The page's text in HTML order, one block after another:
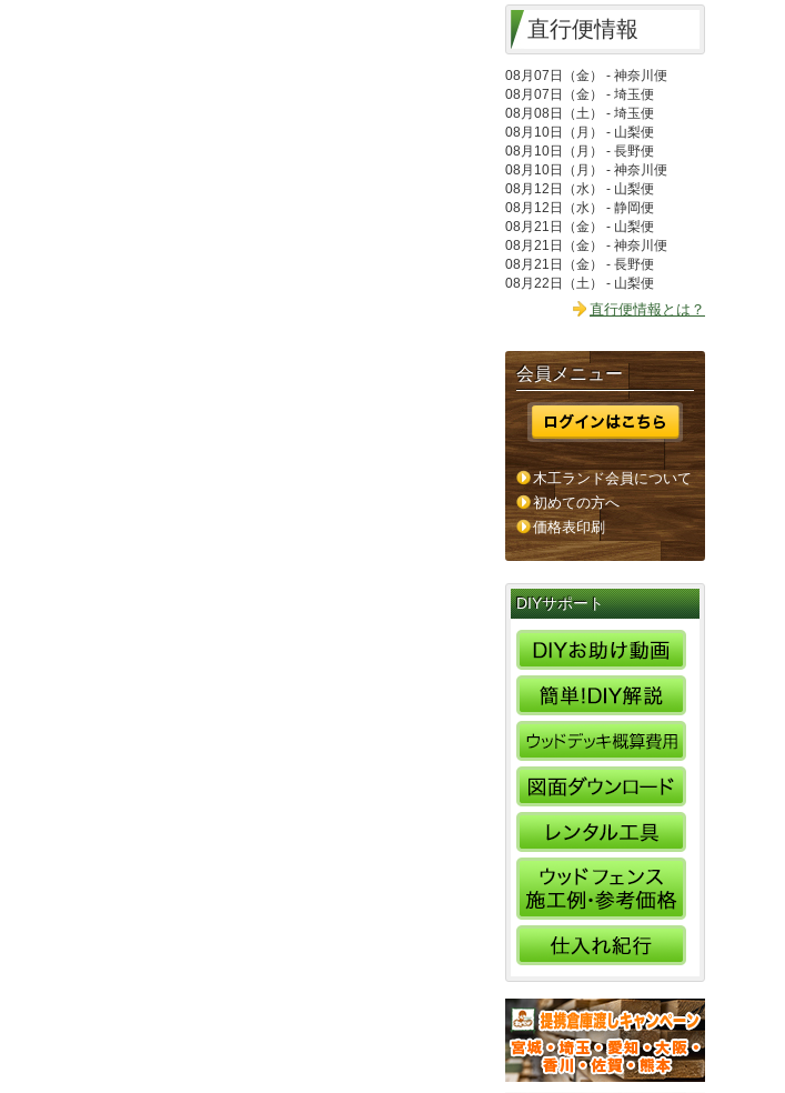
直行便情報
08月07日（金） - 神奈川便
08月07日（金） - 埼玉便
08月08日（土） - 埼玉便
08月10日（月） - 山梨便
08月10日（月） - 長野便
08月10日（月） - 神奈川便
08月12日（水） - 山梨便
08月12日（水） - 静岡便
08月21日（金） - 山梨便
08月21日（金） - 神奈川便
08月21日（金） - 長野便
08月22日（土） - 山梨便
直行便情報とは？
会員メニュー
木工ランド会員について
初めての方へ
価格表印刷
DIYサポート